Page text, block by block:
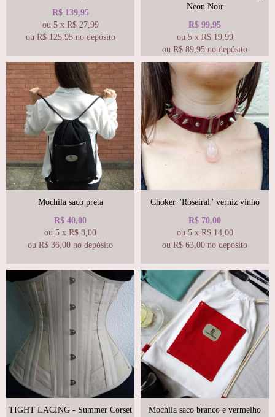
R$ 139,95
ou 5 x R$ 27,99
ou R$ 125,95 no depósito
Neon Noir
R$ 99,95
ou 5 x R$ 19,99
ou R$ 89,95 no depósito
Mochila saco preta
R$ 40,00
ou 5 x R$ 8,00
ou R$ 36,00 no depósito
Choker "Roseiral" verniz vinho
R$ 70,00
ou 5 x R$ 14,00
ou R$ 63,00 no depósito
TIGHT LACING - Summer Corset
Mochila saco branco e vermelho